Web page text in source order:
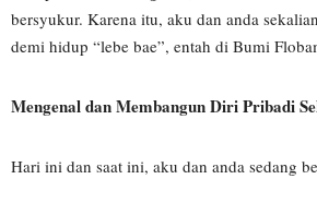
bersyukur. Karena itu, aku dan anda
demi hidup “lebe bae”, entah di Bumi
Mengenal dan Membangun Diri Pribadi
Hari ini dan saat ini, aku dan anda sedang